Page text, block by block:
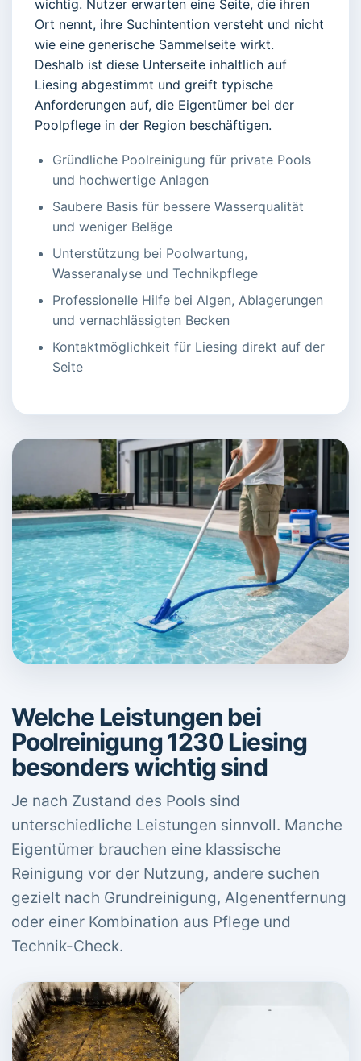
wichtig. Nutzer erwarten eine Seite, die ihren
Ort nennt, ihre Suchintention versteht und nicht
wie eine generische Sammelseite wirkt.
Deshalb ist diese Unterseite inhaltlich auf
Liesing abgestimmt und greift typische
Anforderungen auf, die Eigentümer bei der
Poolpflege in der Region beschäftigen.
Gründliche Poolreinigung für private Pools
und hochwertige Anlagen
Saubere Basis für bessere Wasserqualität
und weniger Beläge
Unterstützung bei Poolwartung,
Wasseranalyse und Technikpflege
Professionelle Hilfe bei Algen, Ablagerungen
und vernachlässigten Becken
Kontaktmöglichkeit für Liesing direkt auf der
Seite
Welche Leistungen bei
Poolreinigung 1230 Liesing
besonders wichtig sind
Je nach Zustand des Pools sind
unterschiedliche Leistungen sinnvoll. Manche
Eigentümer brauchen eine klassische
Reinigung vor der Nutzung, andere suchen
gezielt nach Grundreinigung, Algenentfernung
oder einer Kombination aus Pflege und
Technik-Check.